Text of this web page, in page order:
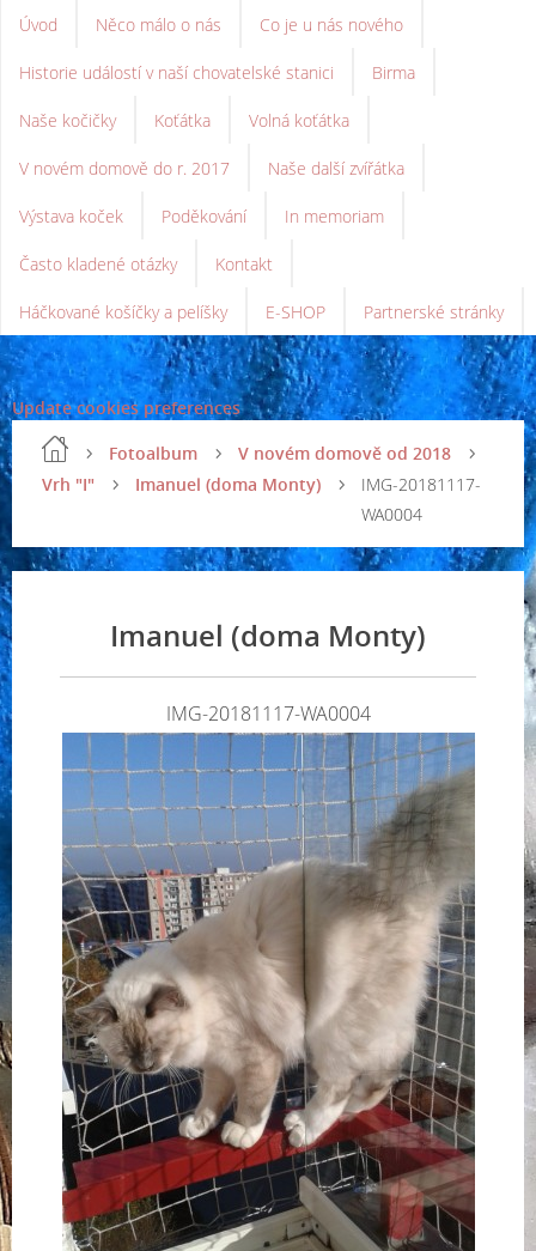
Úvod Něco málo o nás Co je u nás nového
Historie událostí v naší chovatelské stanici Birma
Naše kočičky Koťátka Volná koťátka
V novém domově do r. 2017 Naše další zvířátka
Výstava koček Poděkování In memoriam
Často kladené otázky Kontakt
Háčkované košíčky a pelíšky E-SHOP Partnerské stránky
Update cookies preferences
Fotoalbum
V novém domově od 2018
Vrh "I"
Imanuel (doma Monty)
IMG-20181117-
WA0004
Imanuel (doma Monty)
IMG-20181117-WA0004